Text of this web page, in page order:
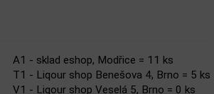
A1 - sklad eshop, Modřice = 11 ks
T1 - Liqour shop Benešova 4, Brno = 5 ks
V1 - Liqour shop Veselá 5, Brno = 0 ks